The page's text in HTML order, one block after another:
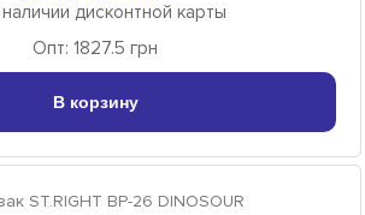
дисконтной карты
Опт: 1827.5 грн
В корзину